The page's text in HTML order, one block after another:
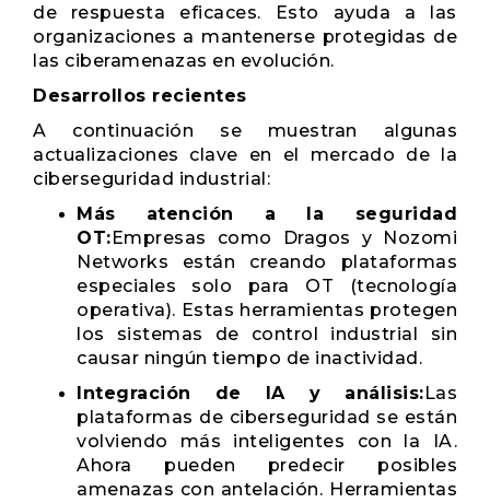
de respuesta eficaces. Esto ayuda a las
organizaciones a mantenerse protegidas de
las ciberamenazas en evolución.
Desarrollos recientes
A continuación se muestran algunas
actualizaciones clave en el mercado de la
ciberseguridad industrial:
Más atención a la seguridad
OT:Empresas como Dragos y Nozomi
Networks están creando plataformas
especiales solo para OT (tecnología
operativa). Estas herramientas protegen
los sistemas de control industrial sin
causar ningún tiempo de inactividad.
Integración de IA y análisis:Las
plataformas de ciberseguridad se están
volviendo más inteligentes con la IA.
Ahora pueden predecir posibles
amenazas con antelación. Herramientas